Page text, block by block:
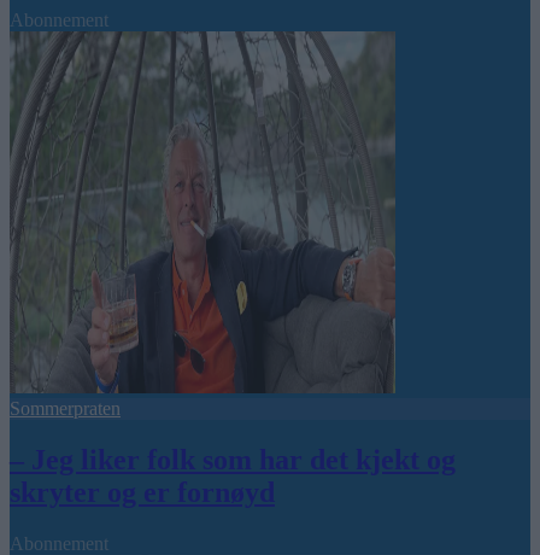
Abonnement
Sommerpraten
– Jeg liker folk som har det kjekt og
skryter og er fornøyd
Abonnement